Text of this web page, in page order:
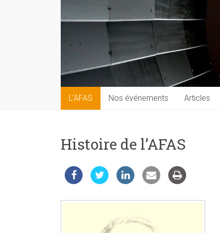
les
techniques
auprès
du
public
L’AFAS Nos événements Articles
Histoire de l’AFAS